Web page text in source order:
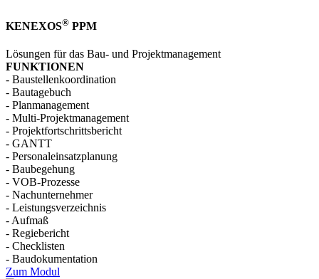
KENEXOS® PPM
Lösungen für das Bau- und Projekt­management
FUNKTIONEN
- Baustellen­koordi­nation
- Bau­tage­buch
- Plan­manage­ment
- Multi-Projekt­manage­ment
- Projektfortschrittsbericht
- GANTT
- Personaleinsatzplanung
- Bau­begeh­ung
- VOB-­Prozesse
- Nach­unter­nehmer
- Leis­tungs­verzeich­nis
- Aufmaß
- Regie­bericht
- Check­listen
- Bau­dokumenta­tion
Zum Modul